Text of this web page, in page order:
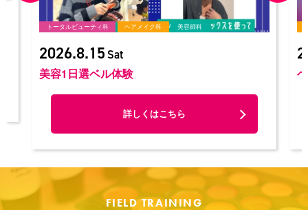
ヘアメイク科
2026.8.16Sun
ヘアメイクアーティストまるわかりSP！
詳しくはこちら
FIELD TRAINING